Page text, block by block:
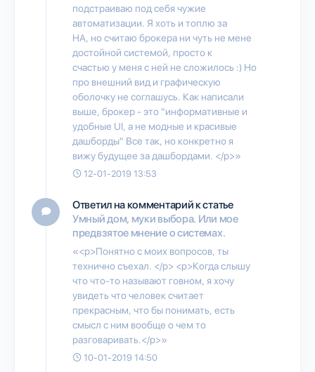
подстраиваю под себя чужие
автоматизации. Я хоть и топлю за
HA, но считаю брокера ни чуть не мене
достойной системой, просто к
счастью у меня с ней не сложилось :) Но
про внешний вид и графическую
оболочку не соглашусь. Как написали
выше, брокер - это "информативные и
удобные UI, а не модные и красивые
дашборды" Все так, но конкретно я
вижу будущее за дашбордами. </p>»
12-01-2019 13:53
Ответил на комментарий к статье
Умный дом, муки выбора. Или мое
предвзятое мнение о системах.
«<p>Понятно с моих вопросов, ты
технично съехал. </p> <p>Когда слышу
что что-то называют говном, я хочу
увидеть что человек считает
прекрасным, что бы понимать, есть
смысл с ним вообще о чем то
разговаривать.</p>»
10-01-2019 14:50